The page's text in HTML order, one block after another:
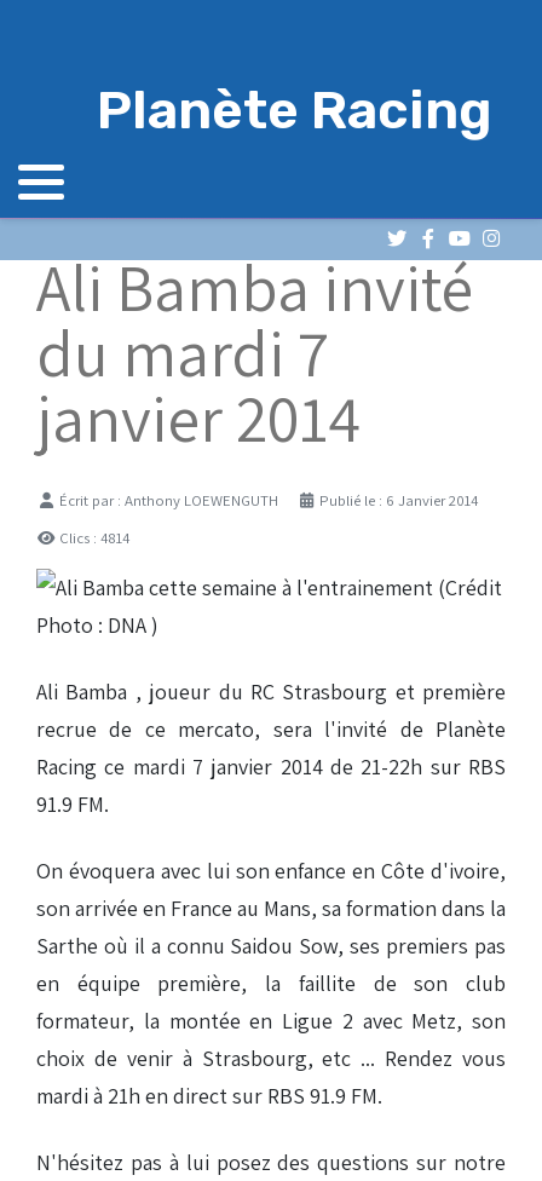
Planète Racing
Ali Bamba invité
du mardi 7
janvier 2014
DétailsÉcrit par : Anthony LOEWENGUTH
Publié le : 6 Janvier 2014
Clics : 4814
Ali Bamba , joueur du RC Strasbourg et première
recrue de ce mercato, sera l'invité de Planète
Racing ce mardi 7 janvier 2014 de 21-22h sur RBS
91.9 FM.
On évoquera avec lui son enfance en Côte d'ivoire,
son arrivée en France au Mans, sa formation dans la
Sarthe où il a connu Saidou Sow, ses premiers pas
en équipe première, la faillite de son club
formateur, la montée en Ligue 2 avec Metz, son
choix de venir à Strasbourg, etc ... Rendez vous
mardi à 21h en direct sur RBS 91.9 FM.
N'hésitez pas à lui posez des questions sur notre